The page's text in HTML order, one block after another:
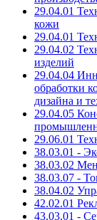
29.04.01
кожи
29.04.01
29.04.02
изделий
29.04.04
обработки
дизайна и
29.04.05
29.06.01
38.03.01 -
38.03.02
38.03.07 -
38.04.02
42.02.01
43.03.01 -